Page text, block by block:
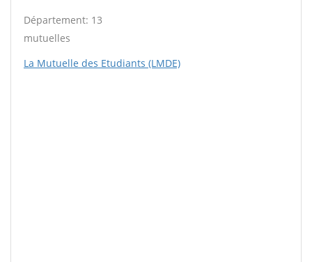
Département: 13
mutuelles
La Mutuelle des Etudiants (LMDE)